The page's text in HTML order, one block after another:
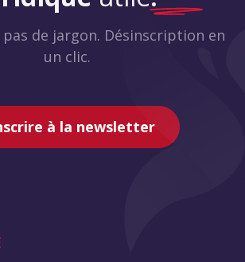
pas de jargon. Désinscription en
un clic.
à la newsletter